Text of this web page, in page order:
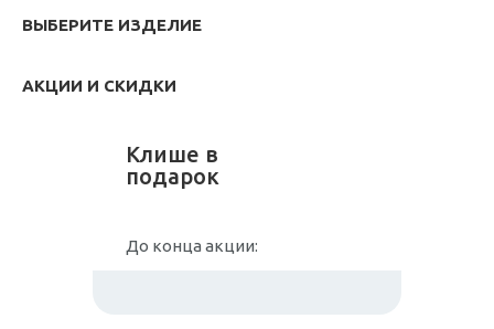
ВЫБЕРИТЕ ИЗДЕЛИЕ
АКЦИИ И СКИДКИ
Клише в
подарок
До конца акции: